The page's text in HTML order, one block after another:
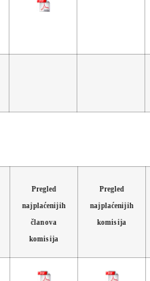
Pregled
najplaćenijih
članova
komisija
Pregled
najplaćenijih
komisija